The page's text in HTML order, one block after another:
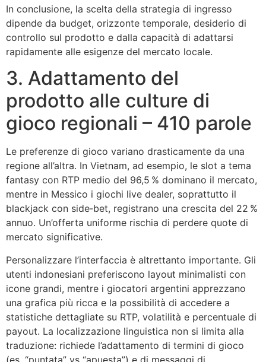
In conclusione, la scelta della strategia di ingresso
dipende da budget, orizzonte temporale, desiderio di
controllo sul prodotto e dalla capacità di adattarsi
rapidamente alle esigenze del mercato locale.
3. Adattamento del
prodotto alle culture di
gioco regionali – 410 parole
Le preferenze di gioco variano drasticamente da una
regione all’altra. In Vietnam, ad esempio, le slot a tema
fantasy con RTP medio del 96,5 % dominano il mercato,
mentre in Messico i giochi live dealer, soprattutto il
blackjack con side‑bet, registrano una crescita del 22 %
annuo. Un’offerta uniforme rischia di perdere quote di
mercato significative.
Personalizzare l’interfaccia è altrettanto importante. Gli
utenti indonesiani preferiscono layout minimalisti con
icone grandi, mentre i giocatori argentini apprezzano
una grafica più ricca e la possibilità di accedere a
statistiche dettagliate su RTP, volatilità e percentuale di
payout. La localizzazione linguistica non si limita alla
traduzione: richiede l’adattamento di termini di gioco
(es. “puntata” vs “apuesta”) e di messaggi di